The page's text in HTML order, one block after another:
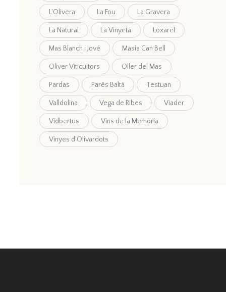
L'Olivera La Fou La Gravera
La Natural La Vinyeta Loxarel
Mas Blanch i Jové Masia Can Bell
Oliver Viticultors Oller del Mas
Pardas Parés Baltà Testuan
Valldolina Vega de Ribes Viader
Vidbertus Vins de la Memòria
Vinyes d'Olivardots